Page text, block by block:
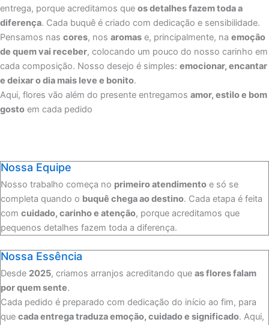
entrega, porque acreditamos que os detalhes fazem toda a
diferença. Cada buquê é criado com dedicação e sensibilidade.
Pensamos nas cores, nos aromas e, principalmente, na emoção
de quem vai receber, colocando um pouco do nosso carinho em
cada composição. Nosso desejo é simples: emocionar, encantar
e deixar o dia mais leve e bonito.
Aqui, flores vão além do presente entregamos amor, estilo e bom
gosto em cada pedido
Nossa Equipe
Nosso trabalho começa no primeiro atendimento e só se
completa quando o buquê chega ao destino. Cada etapa é feita
com cuidado, carinho e atenção, porque acreditamos que
pequenos detalhes fazem toda a diferença.
Nossa Essência
Desde 2025, criamos arranjos acreditando que as flores falam
por quem sente.
Cada pedido é preparado com dedicação do início ao fim, para
que cada entrega traduza emoção, cuidado e significado. Aqui,